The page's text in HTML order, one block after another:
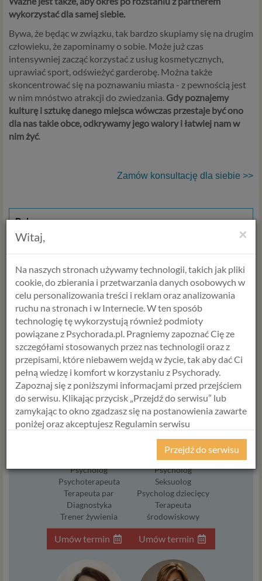
wykorzystać dla samej siebie.
Bywa, że będąc w związku, tak bardzo skupiamy się na drugim
człowieku, że zapominamy o sobie. Może już czas
intensywniej zacząć korzystać z usług kosmetycznych,
uprawiać sport, odświeżyć garderobę. Można także
skoncentrować się na poznawaniu miasta - z pewnością jest
w nim mnóstwo atrakcji do zwiedzania. Gdy poznajemy
kulturę i sztukę danego miejsca wówczas przestaje być ono
dla nas takie obce, odkrywamy jego walory i łatwiej nam w
nim żyć.
Zamów konsultację dla siebie >>
Polecamy:
Konsultacje
WYBIERZ USŁUGĘ, SPECJALISTĘ
I TERMIN
USŁUGA
Psycholog
Psychoterapeuta
Terapeuta par
Diagnostyka
Trener żywienia
Umów termin
ANNA JABŁOŃSKA
Psycholog
Seksuolog
Psycholog dziecięcy
Terapeuta
środowiskowy
Umów termin
×
Witaj,
Na naszych stronach używamy technologii, takich jak pliki
cookie, do zbierania i przetwarzania danych osobowych w
celu personalizowania treści i reklam oraz analizowania
ruchu na stronach i w Internecie. W ten sposób
technologię tę wykorzystują również podmioty
powiązane z Psychorada.pl. Pragniemy zapoznać Cię ze
szczegółami stosowanych przez nas technologii oraz z
przepisami, które niebawem wejdą w życie, tak aby dać Ci
pełną wiedzę i komfort w korzystaniu z Psychorady.
Zapoznaj się z poniższymi informacjami przed przejściem
do serwisu. Klikając przycisk „Przejdź do serwisu” lub
zamykając to okno zgadzasz się na postanowienia zawarte
poniżej oraz akceptujesz Regulamin serwisu
Psychorada.pl i Politykę Prywatności.
Z dniem 25 maja 2018 r. rozpoczyna obowiązywanie
Rozporządzenie Parlamentu Europejskiego i Rady (UE)
2016/679 z dnia 27 kwietnia 2016 r. w sprawie ochrony
osób fizycznych w związku z przetwarzaniem danych
osobowych i w sprawie swobodnego przepływu takich
danych oraz uchylenia dyrektywy 95/46/WE (określane
popularnie jako „RODO”). RODO obowiązywać będzie w
identycznym zakresie we wszystkich krajach Unii
Przejdź do serwisu